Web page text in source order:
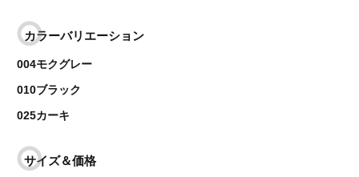
カラーバリエーション
004モクグレー
010ブラック
025カーキ
サイズ＆価格